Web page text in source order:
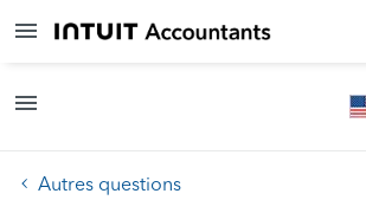
Autres questions